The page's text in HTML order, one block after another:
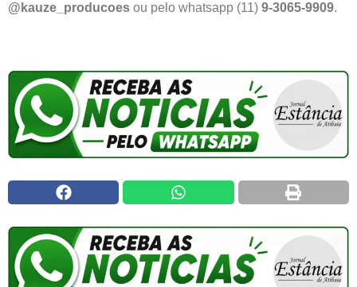
@kauze_producoes ou pelo whatsapp (11) 9-3065-9909.